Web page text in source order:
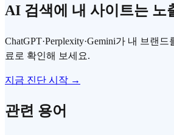
AI 검색에 내 사이트는 노
ChatGPT·Perplexity·Gemini가 내 브랜
료로 확인해 보세요.
지금 진단 시작 →
관련 용어